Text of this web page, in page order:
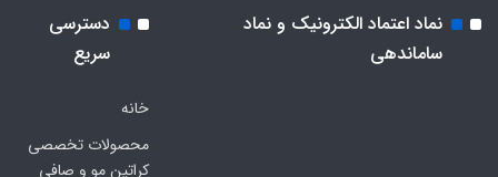
نماد اعتماد الکترونیک و نماد
ساماندهی
دسترسی
سریع
خانه
محصولات تخصصی
کراتین مو و صافی